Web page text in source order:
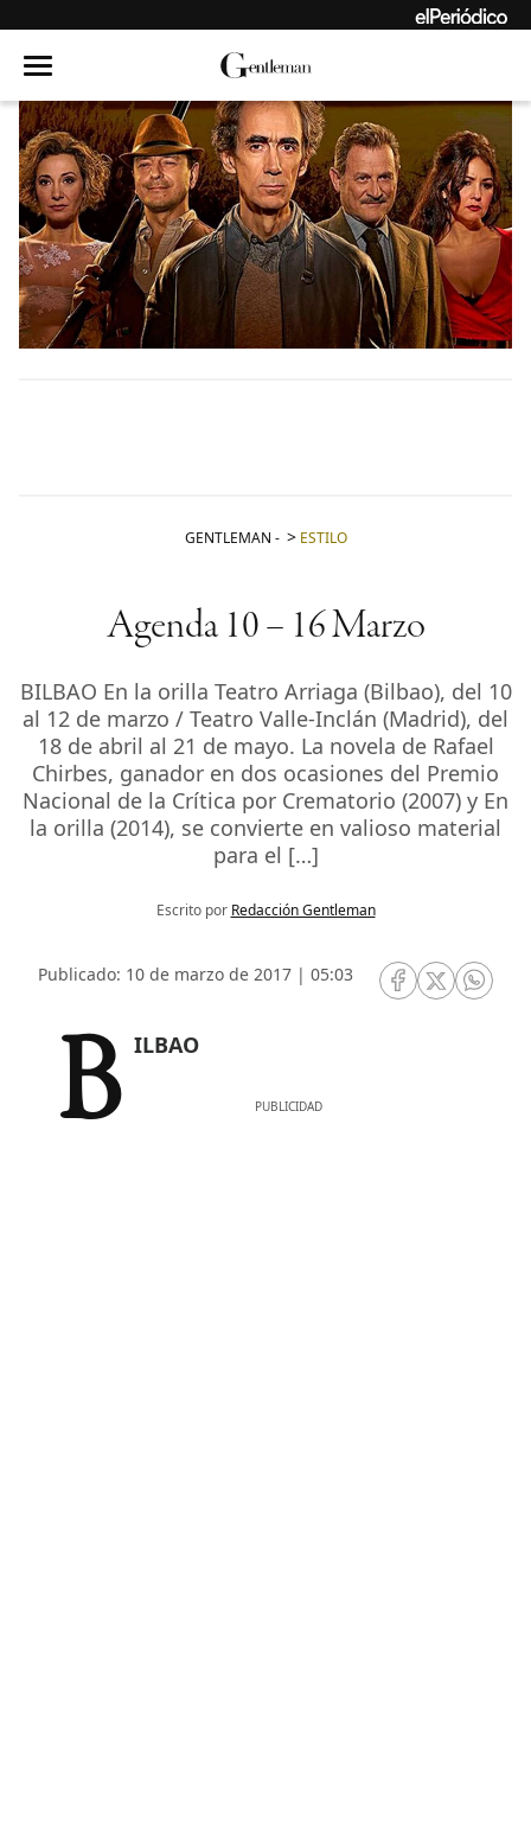
GENTLEMAN - ESTILO
Agenda 10 – 16 Marzo
BILBAO En la orilla Teatro Arriaga (Bilbao), del 10
al 12 de marzo / Teatro Valle-Inclán (Madrid), del
18 de abril al 21 de mayo. La novela de Rafael
Chirbes, ganador en dos ocasiones del Premio
Nacional de la Crítica por Crematorio (2007) y En
la orilla (2014), se convierte en valioso material
para el […]
Escrito por Redacción Gentleman
Publicado: 10 de marzo de 2017 | 05:03
RRSS Facebook
RRSSRRSS
BILBAO